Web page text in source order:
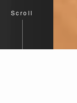
Scroll